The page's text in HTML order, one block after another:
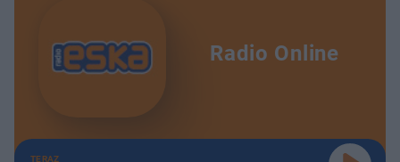
Radio Online
TERAZ